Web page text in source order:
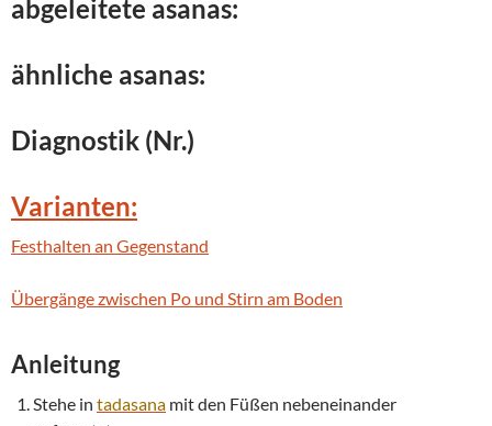
abgeleitete asanas:
ähnliche asanas:
Diagnostik (Nr.)
Varianten:
Festhalten an Gegenstand
Übergänge zwischen Po und Stirn am Boden
Anleitung
Stehe in tadasana mit den Füßen nebeneinander